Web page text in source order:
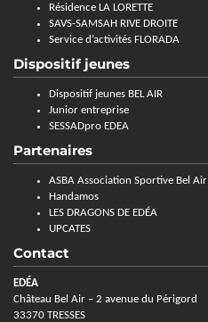
Résidence LA LORETTE
SAVS-SAMSAH RIVE DROITE
Service d’activités FLORADA
Dispositif jeunes
Dispositif jeunes BEL AIR
Junior entreprise
SESSADpro EDEA
Partenaires
ASBA Association Sportive Bel Air
Handamos
LES DRAGONS DE EDÉA
UPCATES
Contact
EDÉA
Château Bel Air – 2 avenue du Périgord
33370 TRESSES